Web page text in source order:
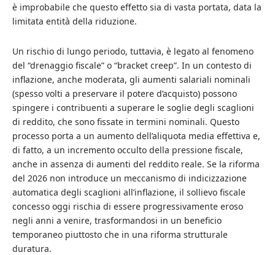
è improbabile che questo effetto sia di vasta portata, data la
limitata entità della riduzione.
Un rischio di lungo periodo, tuttavia, è legato al fenomeno
del “drenaggio fiscale” o “bracket creep”. In un contesto di
inflazione, anche moderata, gli aumenti salariali nominali
(spesso volti a preservare il potere d’acquisto) possono
spingere i contribuenti a superare le soglie degli scaglioni
di reddito, che sono fissate in termini nominali. Questo
processo porta a un aumento dell’aliquota media effettiva e,
di fatto, a un incremento occulto della pressione fiscale,
anche in assenza di aumenti del reddito reale. Se la riforma
del 2026 non introduce un meccanismo di indicizzazione
automatica degli scaglioni all’inflazione, il sollievo fiscale
concesso oggi rischia di essere progressivamente eroso
negli anni a venire, trasformandosi in un beneficio
temporaneo piuttosto che in una riforma strutturale
duratura.